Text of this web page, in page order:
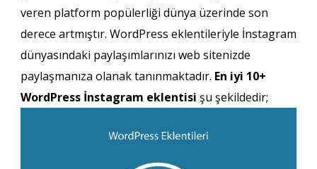
veren platform popülerliği dünya üzerinde son
derece artmıştır. WordPress eklentileriyle İnstagram
dünyasındaki paylaşımlarınızı web sitenizde
paylaşmanıza olanak tanınmaktadır. En iyi 10+
WordPress İnstagram eklentisi şu şekildedir;